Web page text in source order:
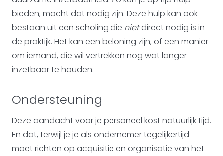
bieden, mocht dat nodig zijn. Deze hulp kan ook
bestaan uit een scholing die nietdirect nodig is in
de praktijk. Het kan een beloning zijn, of een manier
om iemand, die wil vertrekken nog wat langer
inzetbaar te houden.
Ondersteuning
Deze aandacht voor je personeel kost natuurlijk tijd.
En dat, terwijl je je als ondernemer tegelijkertijd
moet richten op acquisitie en organisatie van het